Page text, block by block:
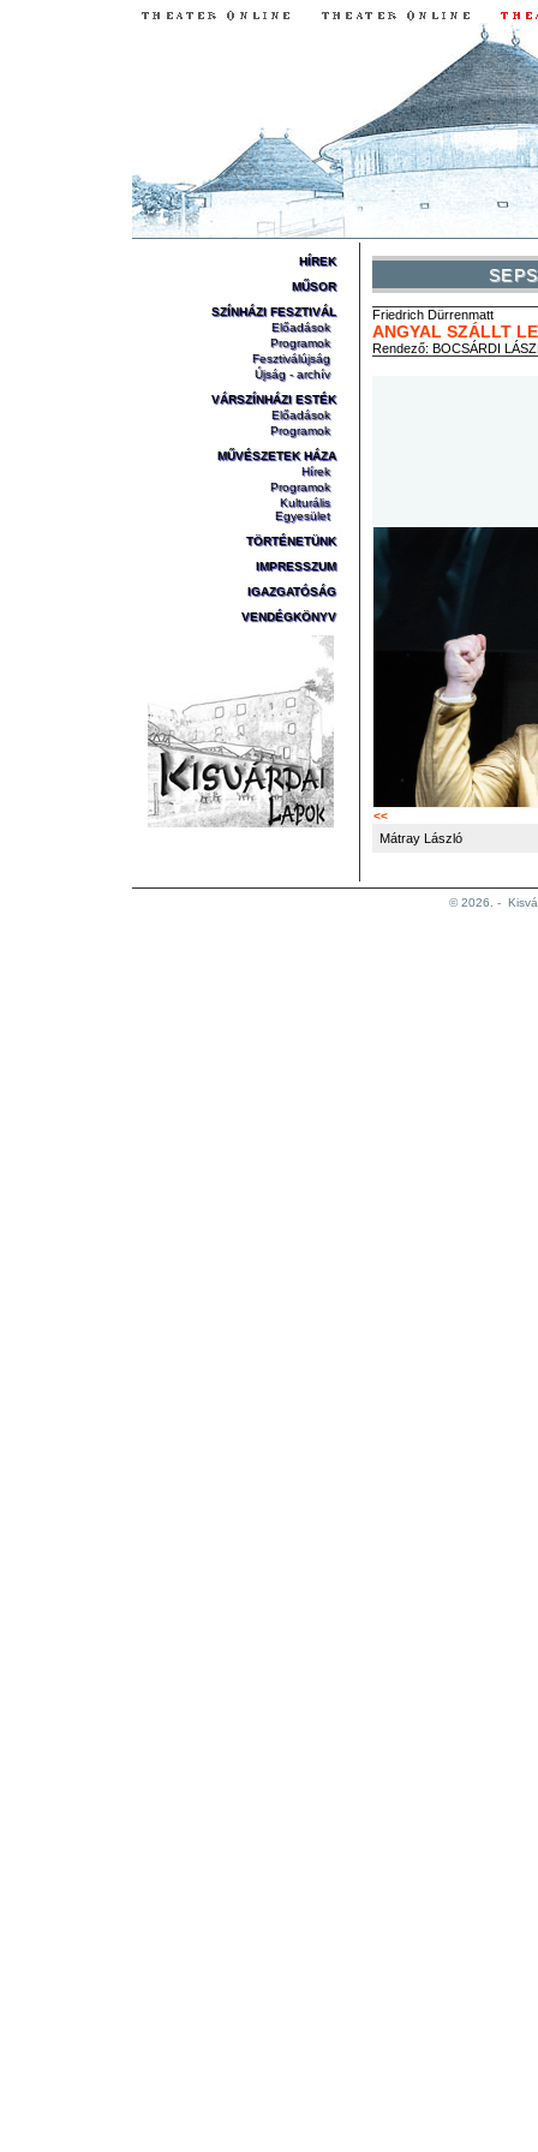
HÍREK
MŰSOR
SZÍNHÁZI FESZTIVÁL
Előadások
Programok
Fesztiválújság
Újság - archív
VÁRSZÍNHÁZI ESTÉK
Előadások
Programok
MŰVÉSZETEK HÁZA
Hírek
Programok
Kulturális
Egyesület
TÖRTÉNETÜNK
IMPRESSZUM
IGAZGATÓSÁG
VENDÉGKÖNYV
Friedrich Dürrenmatt
ANGYAL SZÁLLT
Rendező: BOCSÁRDI
<<
Mátray László
© 2026. -